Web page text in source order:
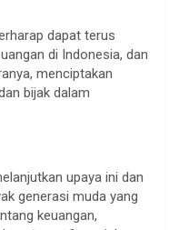
dapat terus
di Indonesia, dan
menciptakan
bijak dalam
upaya ini dan
generasi muda yang
keuangan,